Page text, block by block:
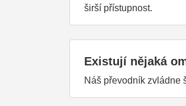
širší přístupnost.
Existují nějaká
Náš převodník zvládne